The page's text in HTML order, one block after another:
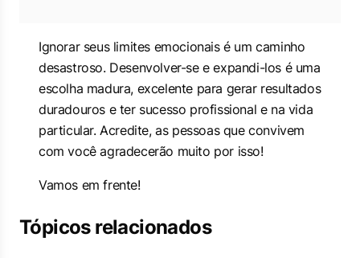
Ignorar seus limites emocionais é um caminho
desastroso. Desenvolver-se e expandi-los é uma
escolha madura, excelente para gerar resultados
duradouros e ter sucesso profissional e na vida
particular. Acredite, as pessoas que convivem
com você agradecerão muito por isso!
Vamos em frente!
Tópicos relacionados